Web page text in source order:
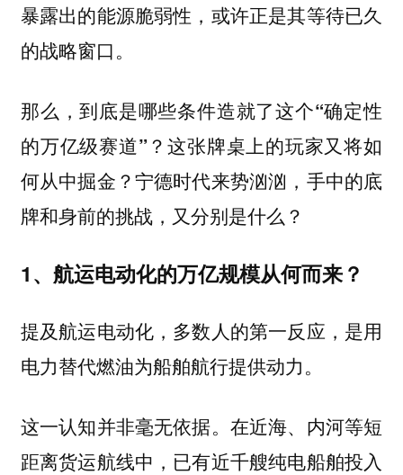
暴露出的能源脆弱性，或许正是其等待已久
的战略窗口。
那么，到底是哪些条件造就了这个“确定性
的万亿级赛道”？这张牌桌上的玩家又将如
何从中掘金？宁德时代来势汹汹，手中的底
牌和身前的挑战，又分别是什么？
1、航运电动化的万亿规模从何而来？
提及航运电动化，多数人的第一反应，是用
电力替代燃油为船舶航行提供动力。
这一认知并非毫无依据。在近海、内河等短
距离货运航线中，已有近千艘纯电船舶投入